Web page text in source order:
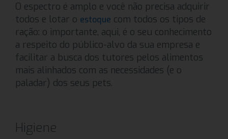
O espectro é amplo e você não precisa adquirir
todos e lotar o estoque com todos os tipos de
ração: o importante, aqui, é o seu conhecimento
a respeito do público-alvo da sua empresa e
facilitar a busca dos tutores pelos alimentos
mais alinhados com as necessidades (e o
paladar) dos seus pets.
Higiene